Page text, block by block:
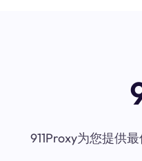
911Proxy为您提供